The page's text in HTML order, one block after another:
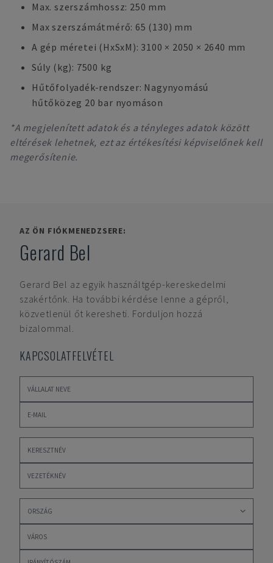
Max. szerszámhossz: 250 mm
Max szerszámátmérő: 65 (130) mm
A gép méretei (HxSxM): 3100 × 2050 × 2640 mm
Súly (kg): 7500 kg
Hűtőfolyadék-rendszer: Nagynyomású
hűtőközeg 20 bar nyomáson
*A megjelenített adatok és a tényleges adatok között
eltérések lehetnek, ezt az értékesítési képviselőnek kell
megerősítenie.
AZ ÖN FIÓKMENEDZSERE:
Gerard Bel
Gerard Bel az egyik használtgép-kereskedelmi
szakértőnk. Ha további kérdése lenne a gépről,
közvetlenül őt keresheti. Forduljon hozzá
bizalommal.
KAPCSOLATFELVÉTEL